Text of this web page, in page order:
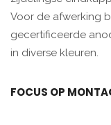
Voor de afwerking
gecertificeerde
in diverse kleuren.
FOCUS OP